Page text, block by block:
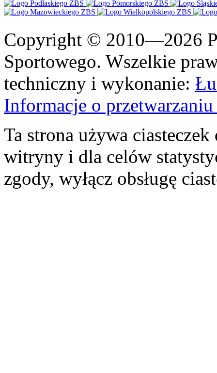
Copyright © 2010—2026
Sportowego. Wszelkie
techniczny i wykonanie:
Informacje o
Ta strona używa
witryny i dla celów
zgody, wyłącz obsługę